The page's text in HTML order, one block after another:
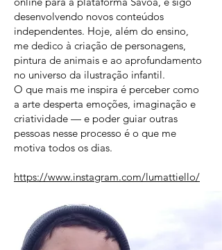
desenvolvendo novos conteúdos
independentes. Hoje, além do ensino,
me dedico à criação de personagens,
pintura de animais e ao aprofundamento
no universo da ilustração infantil.
O que mais me inspira é perceber como
a arte desperta emoções, imaginação e
criatividade — e poder guiar outras
pessoas nesse processo é o que me
motiva todos os dias.
https://www.instagram.com/lumattiello/